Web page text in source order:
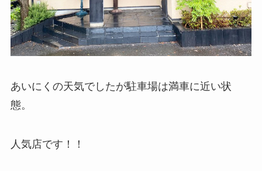
あいにくの天気でしたが駐車場は満車に近い状
態。
人気店です！！